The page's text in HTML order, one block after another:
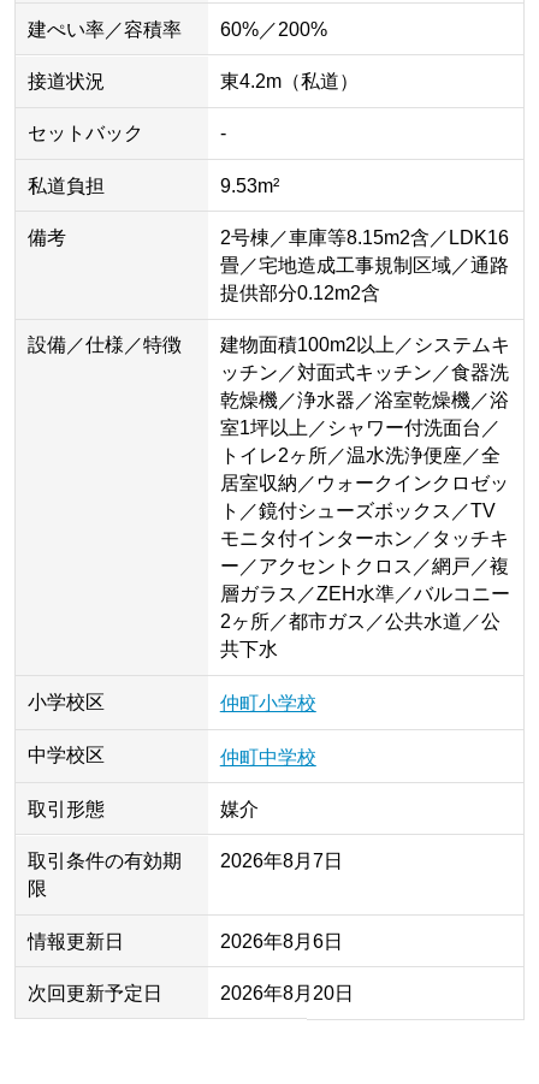
建ぺい率／容積率 60%／200%
接道状況 東4.2m（私道）
セットバック -
私道負担 9.53m²
備考
2号棟／車庫等8.15m2含／LDK16
畳／宅地造成工事規制区域／通路
提供部分0.12m2含
設備／仕様／特徴
建物面積100m2以上／システムキ
ッチン／対面式キッチン／食器洗
乾燥機／浄水器／浴室乾燥機／浴
室1坪以上／シャワー付洗面台／
トイレ2ヶ所／温水洗浄便座／全
居室収納／ウォークインクロゼッ
ト／鏡付シューズボックス／TV
モニタ付インターホン／タッチキ
ー／アクセントクロス／網戸／複
層ガラス／ZEH水準／バルコニー
2ヶ所／都市ガス／公共水道／公
共下水
小学校区 仲町小学校
中学校区 仲町中学校
取引形態 媒介
取引条件の有効期
限
2026年8月7日
情報更新日 2026年8月6日
次回更新予定日 2026年8月20日